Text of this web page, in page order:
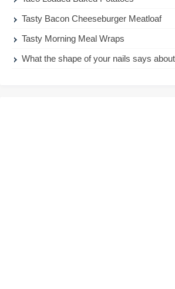
Tasty Bacon Cheeseburger Meatloaf
Tasty Morning Meal Wraps
What the shape of your nails says